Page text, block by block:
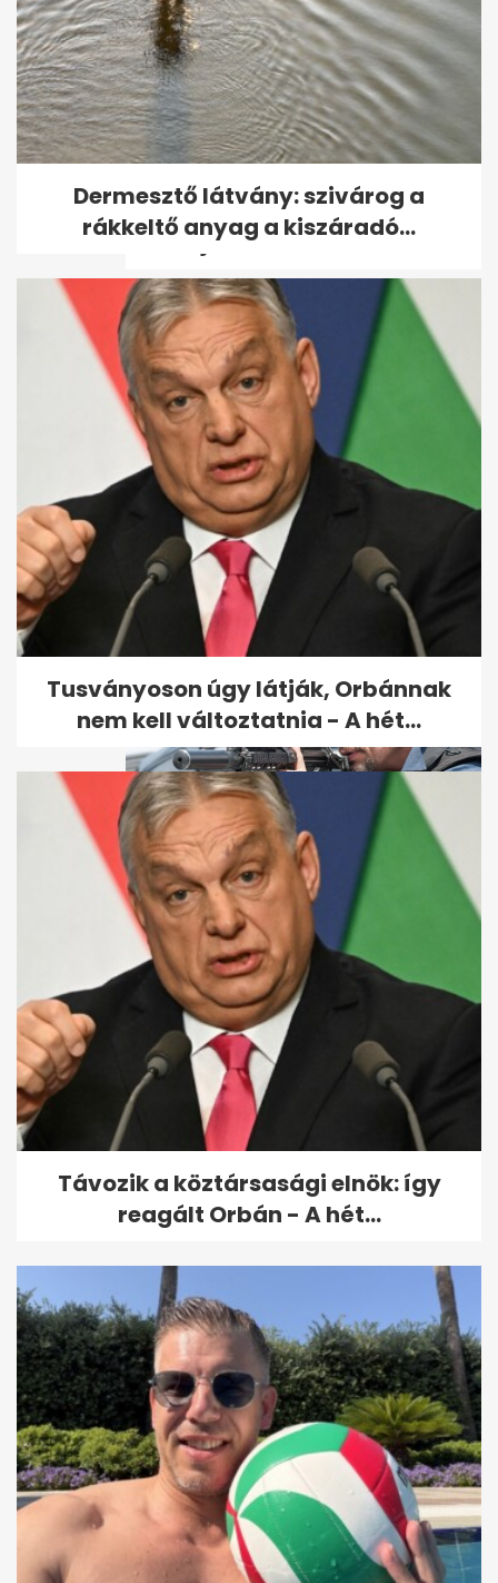
Az extrém hideg miatt már
figyelmeztetést adott ki az
OMSZ: jön a...
Brutális gyilkosság áldozata
lett egy nő Martfűn – ezt a...
A legkeményebb bérgyilkosról
szóló film szegez este a
képernyő...
Dermesztő látvány: szivárog a
rákkeltő anyag a kiszáradó...
Tusványoson úgy látják, Orbánnak
nem kell változtatnia - A hét...
Távozik a köztársasági elnök: így
reagált Orbán - A hét...